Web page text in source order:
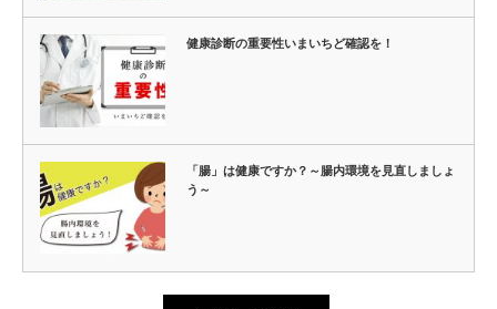
健康診断の重要性いまいちど確認を！
「腸」は健康ですか？～腸内環境を見直しましょ
う～